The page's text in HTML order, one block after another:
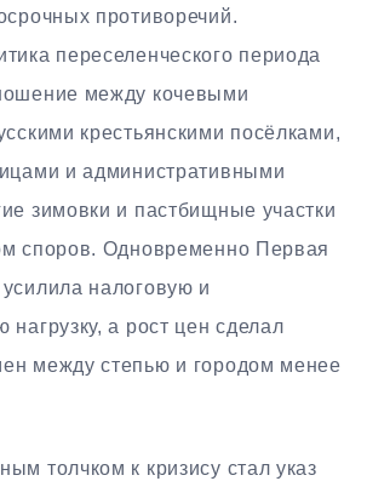
противоречий.
переселенческого периода
между кочевыми
крестьянскими посёлками,
и административными
зимовки и пастбищные участки
споров. Одновременно Первая
налоговую и
нагрузку, а рост цен сделал
между степью и городом менее
толчком к кризису стал указ